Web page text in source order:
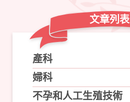
文章列表
產科
婦科
不孕和人工生殖技術